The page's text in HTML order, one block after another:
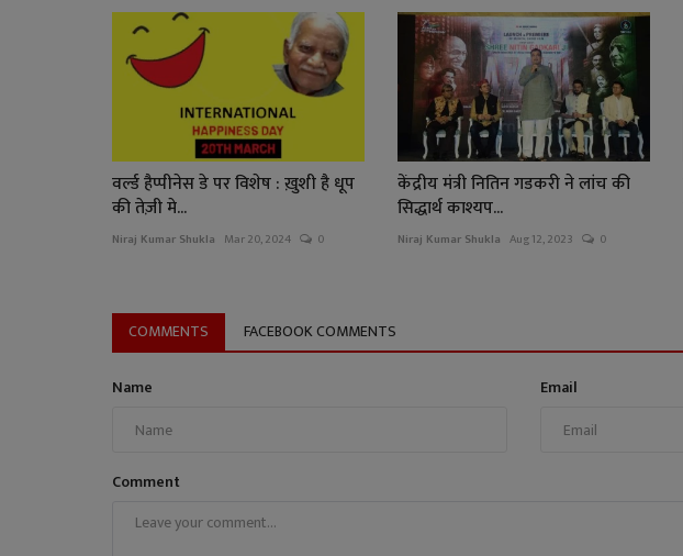
वर्ल्ड हैप्पीनेस डे पर विशेष : ख़ुशी है धूप
की तेज़ी मे...
Niraj Kumar Shukla Mar 20, 2024 0
केंद्रीय मंत्री नितिन गडकरी ने लांच की
सिद्धार्थ काश्यप...
Niraj Kumar Shukla Aug 12, 2023 0
COMMENTS FACEBOOK COMMENTS
Name Email
Comment